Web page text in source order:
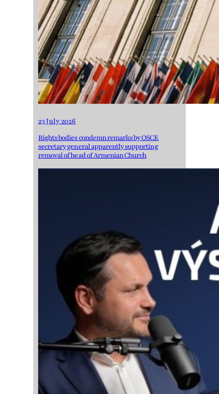
23 July 2026
Rights bodies condemn remarks by OSCE
secretary general apparently supporting
removal of head of Armenian Church